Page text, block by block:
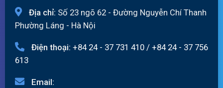
Địa chỉ: Số 23 ngõ 62 - Đường Nguyễn Chí Thanh
Phường Láng - Hà Nội
Điện thoại: +84 24 - 37 731 410 / +84 24 - 37 756
613
Email: